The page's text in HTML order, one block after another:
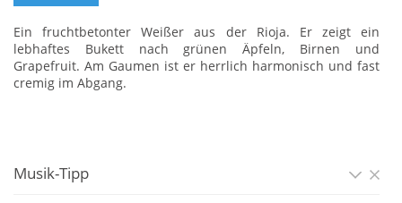
Ein fruchtbetonter Weißer aus der Rioja. Er zeigt ein
lebhaftes Bukett nach grünen Äpfeln, Birnen und
Grapefruit. Am Gaumen ist er herrlich harmonisch und fast
cremig im Abgang.
Musik-Tipp